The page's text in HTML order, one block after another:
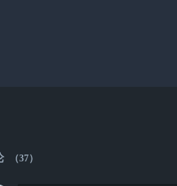
（37）